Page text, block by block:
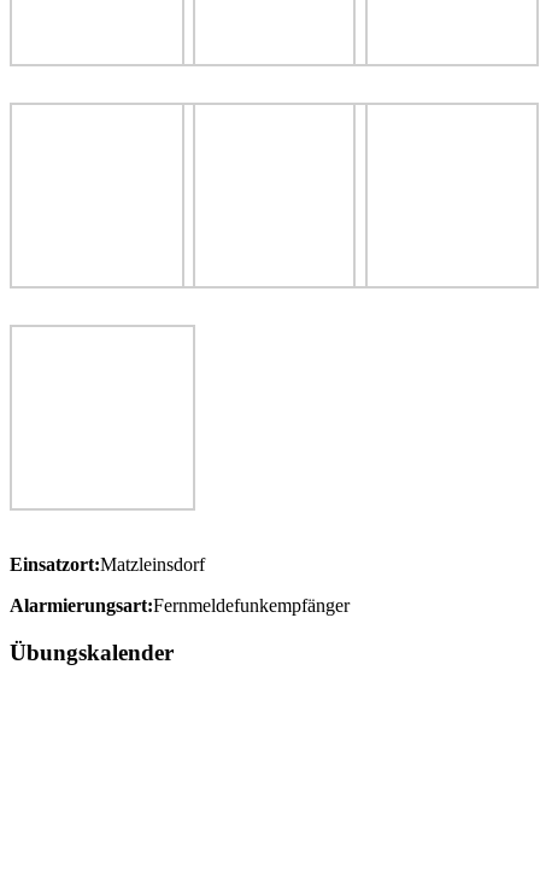
Einsatzort:Matzleinsdorf
Alarmierungsart:Fernmeldefunkempfänger
Übungskalender